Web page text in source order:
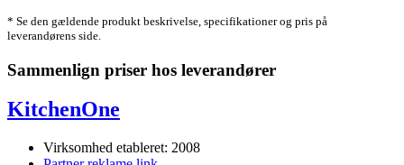
* Se den gældende produkt beskrivelse, specifikationer og pris på
leverandørens side.
Sammenlign priser hos leverandører
KitchenOne
Virksomhed etableret: 2008